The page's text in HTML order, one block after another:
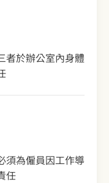
者於辦公室內身體
須為僱員因工作導
任